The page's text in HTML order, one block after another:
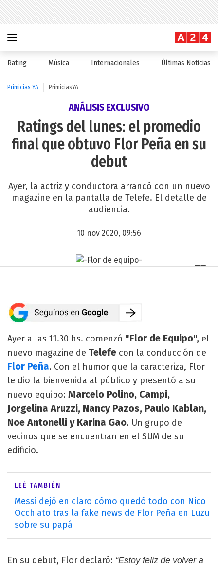
Rating Música Internacionales Últimas Noticias
Primicias YA PrimiciasYA
ANÁLISIS EXCLUSIVO
Ratings del lunes: el promedio
final que obtuvo Flor Peña en su
debut
Ayer, la actriz y conductora arrancó con un nuevo
magazine en la pantalla de Telefe. El detalle de
audiencia.
10 nov 2020, 09:56
Ayer a las 11.30 hs. comenzó "Flor de Equipo", el
nuevo magazine de Telefe con la conducción de
Flor Peña. Con el humor que la caracteriza, Flor
le dio la bienvenida al público y presentó a su
nuevo equipo: Marcelo Polino, Campi,
Jorgelina Aruzzi, Nancy Pazos, Paulo Kablan,
Noe Antonelli y Karina Gao. Un grupo de
vecinos que se encuentran en el SUM de su
edificio.
LEÉ TAMBIÉN
Messi dejó en claro cómo quedó todo con Nico
Occhiato tras la fake news de Flor Peña en Luzu
sobre su papá
En su debut, Flor declaró: “Estoy feliz de volver a